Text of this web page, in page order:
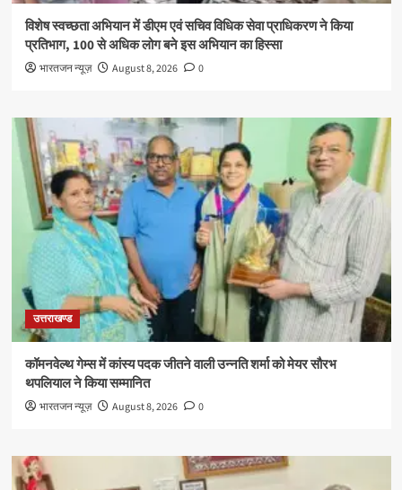
विशेष स्वच्छता अभियान में डीएम एवं सचिव विधिक सेवा प्राधिकरण ने किया
प्रतिभाग, 100 से अधिक लोग बने इस अभियान का हिस्सा
भारतजन न्यूज़ August 8, 2026 0
उत्तराखण्ड
कॉमनवेल्थ गेम्स में कांस्य पदक जीतने वाली उन्नति शर्मा को मेयर सौरभ
थपलियाल ने किया सम्मानित
भारतजन न्यूज़ August 8, 2026 0